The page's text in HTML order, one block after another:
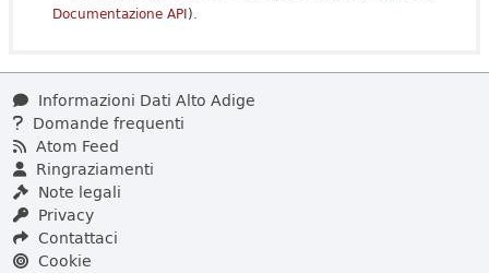
Documentazione API).
Informazioni Dati Alto Adige
Domande frequenti
Atom Feed
Ringraziamenti
Note legali
Privacy
Contattaci
Cookie